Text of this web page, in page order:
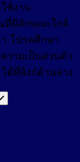
ช้งาน
ที่มีลักษณะใกล้
โปรดศึกษา
วามเป็นส่วนตัว
ด้ที่ลิงก์ด้านล่าง